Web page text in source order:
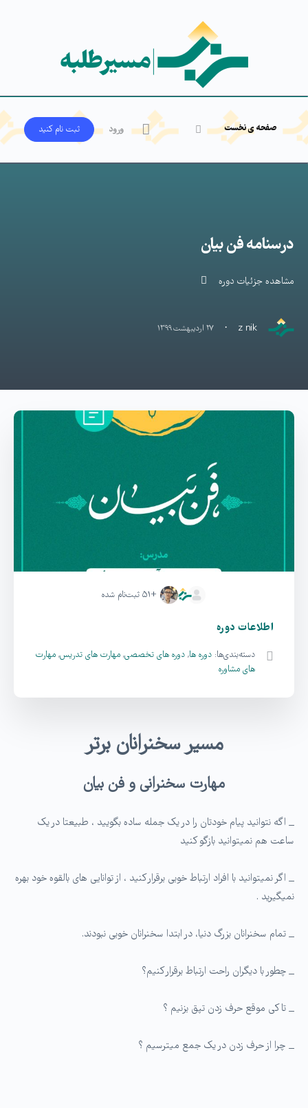
صفحه ی نخست ورود ثبت‌ نام کنید
درسنامه فن بیان
مشاهده جزئیات دوره
z nik
· ۲۷ اردیبهشت ۱۳۹۹
مسیر سخنرانان برتر
مهارت سخنرانی و فن بیان
_ اگه نتوانید پیام خودتان را در یک جمله ساده بگویید ، طبیعتا در یک
ساعت هم نمیتوانید بازگو کنید
_ اگر نمیتوانید با افراد ارتباط خوبی برقرار کنید ، از توانایی های بالقوه خود بهره
نمی­گیرید .
_ تمام سخنرانان بزرگ دنیا، در ابتدا سخنرانان خوبی نبودند.
_ چطور با دیگران راحت ارتباط برقرار کنیم؟
_ تا کی موقع حرف زدن تپق بزنیم ؟
_ چرا از حرف زدن در یک جمع میترسیم ؟
+۵۱ ثبت‌نام شده
اطلاعات دوره
دسته‌بندی‌ها:دوره ها,دوره های تخصصی,مهارت های تدریس,مهارت
های مشاوره